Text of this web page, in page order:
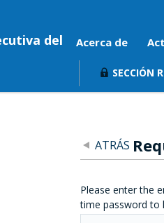
del Acerca de
SECCIÓN
ATRÁS
Please enter the
time password to